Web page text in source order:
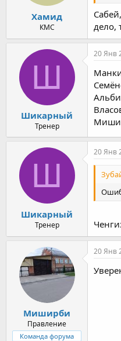
Хамид
КМС
дело,
Ш
Шикарный
Тренер
20 Янв
Ш
Шикарный
Тренер
20 Янв
Миширби
Правление
Команда форума
20 Янв